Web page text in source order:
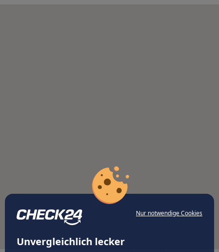
Nur notwendige Cookies
Unvergleichlich lecker